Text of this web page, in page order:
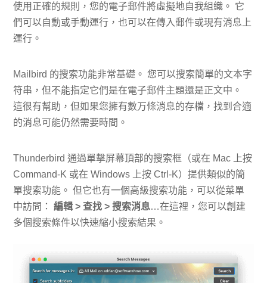
使用正確的規則，您的電子郵件將虛擬地自我組織。 它
們可以自動或手動運行，也可以在傳入郵件或現有消息上
運行。
Mailbird 的搜索功能非常基礎。 您可以搜索簡單的文本字
符串，但不能指定它們是在電子郵件主題還是正文中。
這很有幫助，但如果您擁有數万條消息的存檔，找到合適
的消息可能仍然需要時間。
Thunderbird 通過單擊屏幕頂部的搜索框（或在 Mac 上按
Command-K 或在 Windows 上按 Ctrl-K）提供類似的簡
單搜索功能。 但它也有一個高級搜索功能，可以從菜單
中訪問：編輯 > 查找 > 搜索消息…在這裡，您可以創建
多個搜索條件以快速縮小搜索結果。